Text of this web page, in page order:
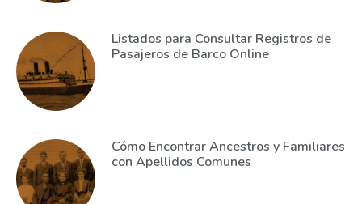
Listados para Consultar Registros de
Pasajeros de Barco Online
Cómo Encontrar Ancestros y Familiares
con Apellidos Comunes